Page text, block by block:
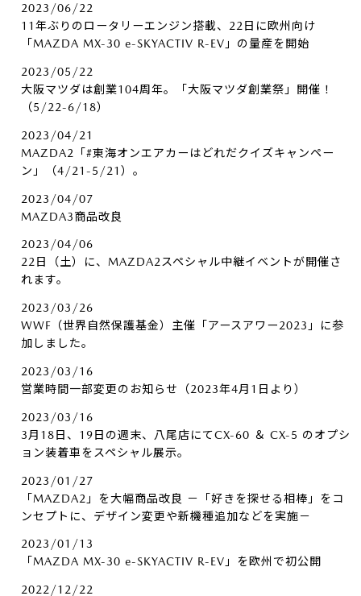
2023/06/22
11年ぶりのロータリーエンジン搭載、22日に欧州向け
「MAZDA MX-30 e-SKYACTIV R-EV」の量産を開始
2023/05/22
大阪マツダは創業104周年。「大阪マツダ創業祭」開催！
（5/22-6/18）
2023/04/21
MAZDA2「#東海オンエアカーはどれだクイズキャンペー
ン」（4/21-5/21）。
2023/04/07
MAZDA3商品改良
2023/04/06
22日（土）に、MAZDA2スペシャル中継イベントが開催さ
れます。
2023/03/26
WWF（世界自然保護基金）主催「アースアワー2023」に参
加しました。
2023/03/16
営業時間一部変更のお知らせ（2023年4月1日より）
2023/03/16
3月18日、19日の週末、八尾店にてCX-60 ＆ CX-5 のオプシ
ョン装着車をスペシャル展示。
2023/01/27
「MAZDA2」を大幅商品改良 －「好きを探せる相棒」をコ
ンセプトに、デザイン変更や新機種追加などを実施－
2023/01/13
「MAZDA MX-30 e-SKYACTIV R-EV」を欧州で初公開
2022/12/22